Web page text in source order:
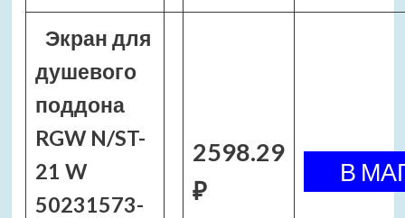
Экран для
душевого
поддона
RGW N/ST-
21 W
50231573-
2598.29
₽